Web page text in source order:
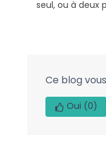
seul, ou à deux
Ce blog
Oui (0)